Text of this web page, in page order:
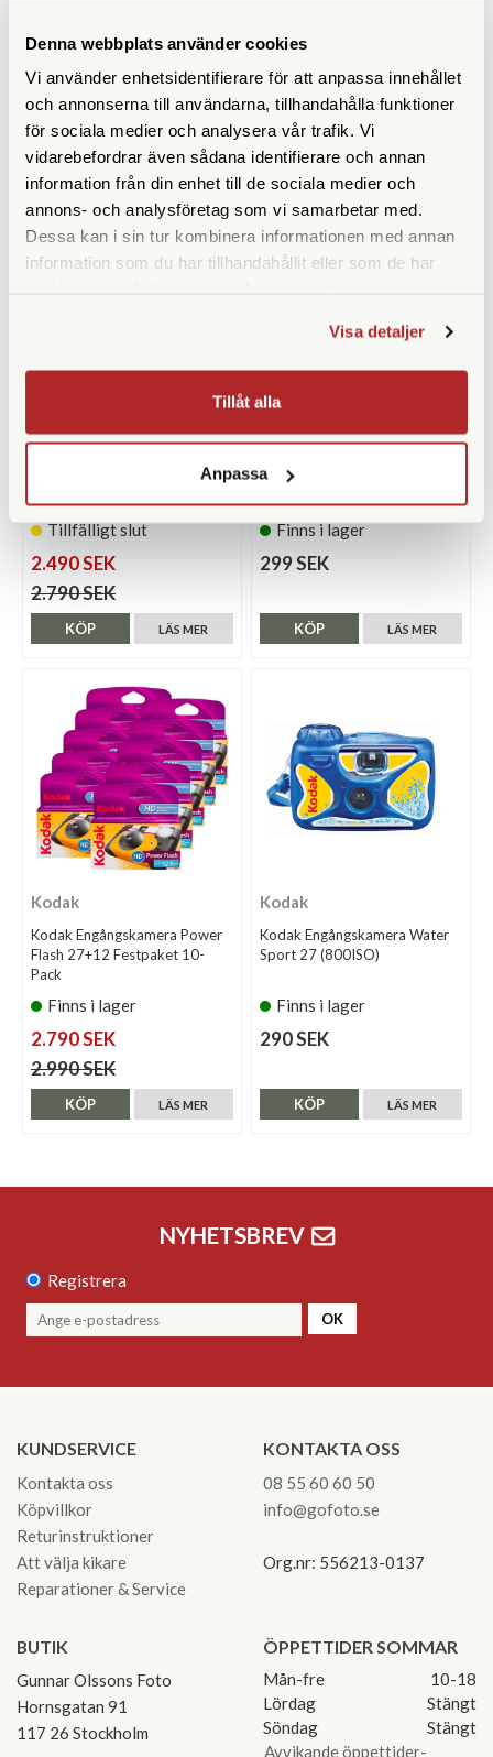
Denna webbplats använder cookies
Vi använder enhetsidentifierare för att anpassa innehållet
och annonserna till användarna, tillhandahålla funktioner
för sociala medier och analysera vår trafik. Vi
vidarebefordrar även sådana identifierare och annan
information från din enhet till de sociala medier och
annons- och analysföretag som vi samarbetar med.
Dessa kan i sin tur kombinera informationen med annan
information som du har tillhandahållit eller som de har
Visa detaljer
Tillåt alla
Anpassa
Kodak Engångskamera Fun
Saver 39 Bilder
Tillfälligt slut
279 SEK
LÄS MER
KÖP
AgfaPhoto LeBox 400 27 Flash
Engångskamera
Finns i lager
219 SEK
LÄS MER
KÖP
Kodak
Kodak Engångskamera Fun
Saver 39 10-Pack
Tillfälligt slut
2.490 SEK
2.790 SEK
LÄS MER
KÖP
Kodak
Kodak Engångskamera Power
Flash 27+12
Finns i lager
299 SEK
LÄS MER
KÖP
Kodak
Kodak Engångskamera Power
Flash 27+12 Festpaket 10-
Pack
Finns i lager
2.790 SEK
2.990 SEK
LÄS MER
KÖP
Kodak
Kodak Engångskamera Water
Sport 27 (800ISO)
Finns i lager
290 SEK
LÄS MER
KÖP
NYHETSBREV
Registrera
OK
KUNDSERVICE
Kontakta oss
Köpvillkor
Returinstruktioner
Att välja kikare
Reparationer & Service
KONTAKTA OSS
08 55 60 60 50
info@gofoto.se
Org.nr: 556213-0137
BUTIK
Gunnar Olssons Foto
Hornsgatan 91
117 26 Stockholm
ÖPPETTIDER SOMMAR
Mån-fre
10-18
Lördag
Stängt
Söndag
Stängt
Avvikande öppettider-